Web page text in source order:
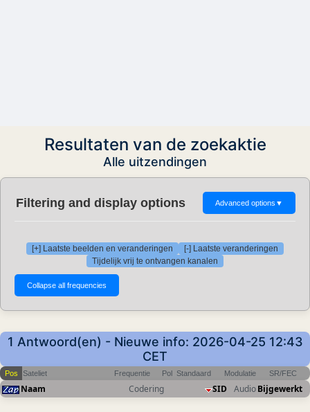
Resultaten van de zoekaktie
Alle uitzendingen
Filtering and display options Advanced options ▼
[+] Laatste beelden en veranderingen
[-] Laatste veranderingen
Tijdelijk vrij te ontvangen kanalen
1 Antwoord(en) - Nieuwe info: 2026-04-25 12:43
CET
Pos Sateliet Frequentie Pol Standaard Modulatie SR/FEC
Naam Codering SID AudioBijgewerkt